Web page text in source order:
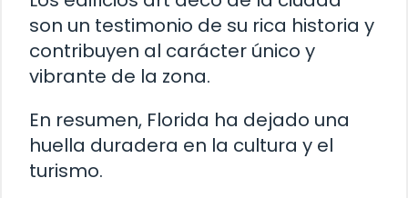
son un testimonio de su rica historia y
contribuyen al carácter único y
vibrante de la zona.
En resumen, Florida ha dejado una
huella duradera en la cultura y el
turismo.